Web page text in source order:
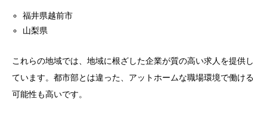
福井県越前市
山梨県
これらの地域では、地域に根ざした企業が質の高い求人を提供し
ています。都市部とは違った、アットホームな職場環境で働ける
可能性も高いです。